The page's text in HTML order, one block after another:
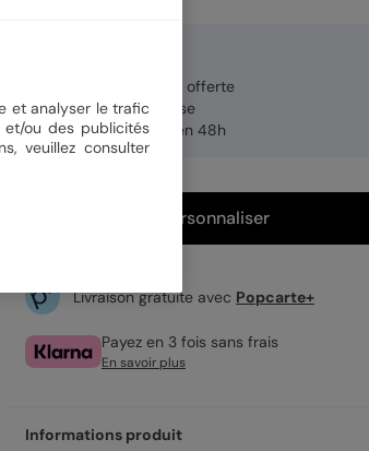
Enveloppe blanche offerte
Fabrication française
Expédition rapide en 48h
Personnaliser
Livraison gratuite avec Popcarte+
Payez en 3 fois sans frais
En savoir plus
Informations produit
et analyser le trafic
et/ou des publicités
veuillez consulter